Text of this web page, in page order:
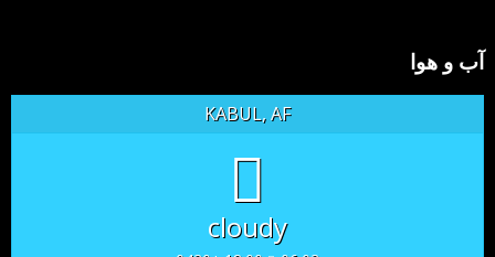
آب و هوا
KABUL, AF
cloudy